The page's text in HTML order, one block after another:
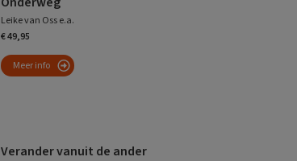
Leike van Oss e.a.
€ 49,95
Meer info
Verander vanuit de ander